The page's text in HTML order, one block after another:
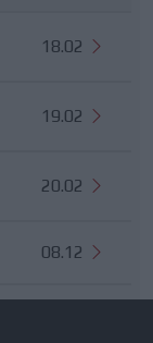
18.02
19.02
20.02
08.12